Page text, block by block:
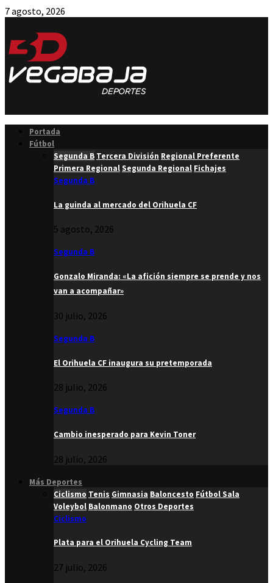
7 agosto, 2026
Portada
Fútbol
Segunda B Tercera División Regional Preferente
Primera RegionalSegunda Regional Fichajes
Segunda B
La guinda al mercado del Orihuela CF
5 agosto, 2026
Segunda B
Gonzalo Miranda: «La afición siempre se prende y nos
van a acompañar»
30 julio, 2026
Segunda B
El Orihuela CF inaugura su pretemporada
28 julio, 2026
Segunda B
Cambio inesperado para Kevin Toner
28 julio, 2026
Más Deportes
Ciclismo Tenis Gimnasia Baloncesto Fútbol Sala
Voleybol Balonmano Otros Deportes
Ciclismo
Plata para el Orihuela Cycling Team
27 julio, 2026